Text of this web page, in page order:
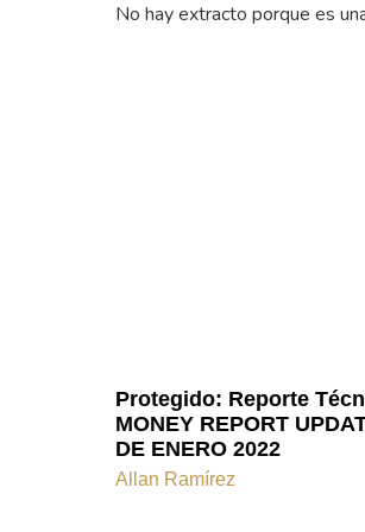
No hay extracto porque es
Protegido: Reporte
MONEY REPORT
DE ENERO 2022
Allan Ramírez